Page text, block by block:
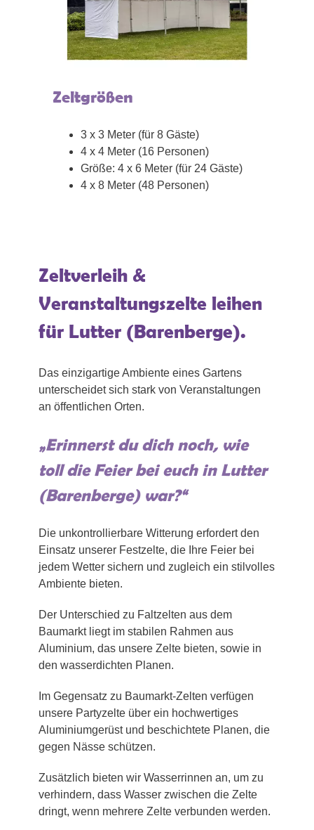
Zeltgrößen
3 x 3 Meter (für 8 Gäste)
4 x 4 Meter (16 Personen)
Größe: 4 x 6 Meter (für 24 Gäste)
4 x 8 Meter (48 Personen)
Zeltverleih &
Veranstaltungszelte leihen
für Lutter (Barenberge).
Das einzigartige Ambiente eines Gartens
unterscheidet sich stark von Veranstaltungen
an öffentlichen Orten.
„Erinnerst du dich noch, wie
toll die Feier bei euch in Lutter
(Barenberge) war?“
Die unkontrollierbare Witterung erfordert den
Einsatz unserer Festzelte, die Ihre Feier bei
jedem Wetter sichern und zugleich ein stilvolles
Ambiente bieten.
Der Unterschied zu Faltzelten aus dem
Baumarkt liegt im stabilen Rahmen aus
Aluminium, das unsere Zelte bieten, sowie in
den wasserdichten Planen.
Im Gegensatz zu Baumarkt-Zelten verfügen
unsere Partyzelte über ein hochwertiges
Aluminiumgerüst und beschichtete Planen, die
gegen Nässe schützen.
Zusätzlich bieten wir Wasserrinnen an, um zu
verhindern, dass Wasser zwischen die Zelte
dringt, wenn mehrere Zelte verbunden werden.